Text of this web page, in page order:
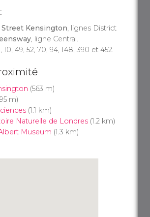
Street Kensington, lignes District
, ligne Central.
49, 52, 70, 94, 148, 390 et 452.
(563 m)
m)
(1.1 km)
Naturelle de Londres(1.2 km)
Museum (1.3 km)